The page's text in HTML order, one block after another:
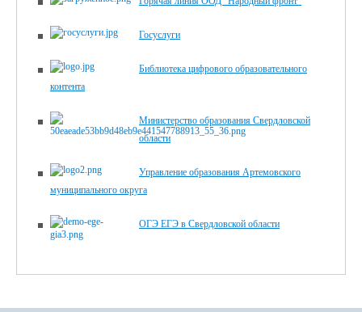
Госуслуги
Библиотека цифрового образовательного
контента
Министерство образования Свердловской
области
Управление образования Артемовского
муниципального округа
ОГЭ ЕГЭ в Свердловской области